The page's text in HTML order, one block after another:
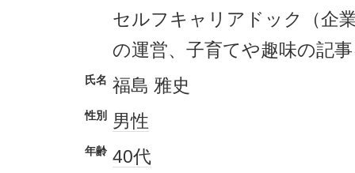
セルフキャリアドック（企
の運営、子育てや趣味の記
氏名 福島 雅史
性別 男性
年齢 40代